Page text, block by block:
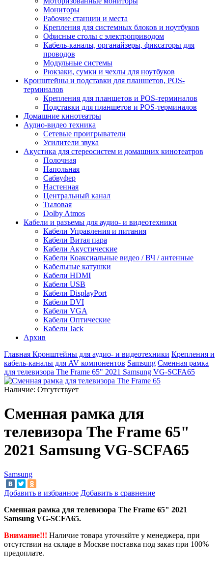
Мониторы
Рабочие станции и места
Крепления для системных блоков и ноутбуков
Офисные столы с электроприводом
Кабель-каналы, органайзеры, фиксаторы для
проводов
Модульные системы
Рюкзаки, сумки и чехлы для ноутбуков
Кронштейны и подставки для планшетов, POS-
терминалов
Крепления для планшетов и POS-терминалов
Подставки для планшетов и POS-терминалов
Домашние кинотеатры
Аудио-видео техника
Сетевые проигрыватели
Усилители звука
Акустика для стереосистем и домашних кинотеатров
Полочная
Напольная
Сабвуфер
Настенная
Центральный канал
Тыловая
Dolby Atmos
Кабели и разъемы для аудио- и видеотехники
Кабели Управления и питания
Кабели Витая пара
Кабели Акустические
Кабели Коаксиальные видео / ВЧ / антенные
Кабельные катушки
Кабели HDMI
Кабели USB
Кабели DisplayPort
Кабели DVI
Кабели VGA
Кабели Оптические
Кабели Jack
Архив
Главная Кронштейны для аудио- и видеотехники Крепления и
кабель-каналы для AV компонентов Samsung Сменная рамка
для телевизора The Frame 65" 2021 Samsung VG-SCFA65
Наличие: Отсутствует
Сменная рамка для
телевизора The Frame 65"
2021 Samsung VG-SCFA65
Samsung
Добавить в избранное Добавить в сравнение
Сменная рамка для телевизора The Frame 65" 2021
Samsung VG-SCFA65.
Внимание!!! Наличие товара уточняйте у менеджера, при
отсутствии на складе в Москве поставка под заказ при 100%
предоплате.